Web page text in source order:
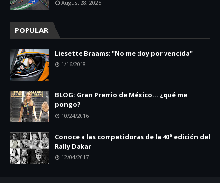
August 28, 2025
POPULAR
Liesette Braams: "No me doy por vencida"
1/16/2018
BLOG: Gran Premio de México... ¿qué me
pongo?
10/24/2016
Conoce a las competidoras de la 40ª edición del
Rally Dakar
12/04/2017